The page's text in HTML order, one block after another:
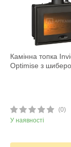
Камінна топка
Optimise з
(0)
У наявності